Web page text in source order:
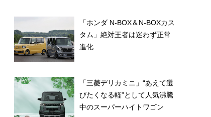
「ホンダ N-BOX＆N-BOXカス
タム」絶対王者は迷わず正常
進化
「三菱デリカミニ」“あえて選
びたくなる軽”として人気沸騰
中のスーパーハイトワゴン